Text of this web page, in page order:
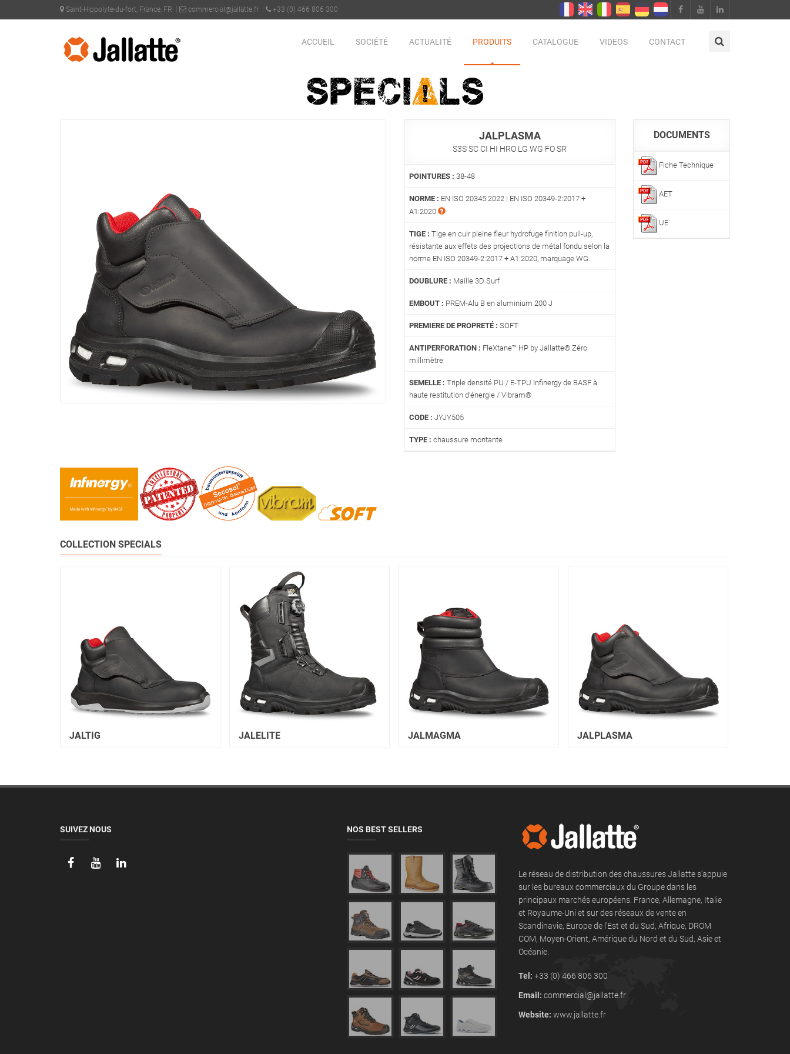
Saint-Hippolyte-du-fort, France, FR commercial@jallatte.fr +33 (0) 466 806 300
ACCUEIL SOCIÉTÉ ACTUALITÉ PRODUITS CATALOGUE VIDEOS CONTACT
PRODUITS > COLLECTIONS >SPECIALS
JALPLASMA
S3S SC CI HI HRO LG WG FO SR
POINTURES : 38-48
NORME : EN ISO 20345:2022 | EN ISO 20349-2:2017 +
A1:2020
TIGE : Tige en cuir pleine fleur hydrofuge finition pull-up,
résistante aux effets des projections de métal fondu selon la
norme EN ISO 20349-2:2017 + A1:2020, marquage WG.
DOUBLURE : Maille 3D Surf
EMBOUT : PREM-Alu B en aluminium 200 J
PREMIERE DE PROPRETÉ : SOFT
ANTIPERFORATION : FleXtane™ HP by Jallatte® Zéro
millimètre
SEMELLE : Triple densité PU / E-TPU Infinergy de BASF à
haute restitution d’énergie / Vibram®
CODE : JYJY505
TYPE : chaussure montante
DOCUMENTS
Fiche Technique
AET
UE
COLLECTION SPECIALS
JALTIG JALELITE JALMAGMA JALPLASMA
SUIVEZ NOUS NOS BEST SELLERS
Le réseau de distribution des chaussures Jallatte s'appuie
sur les bureaux commerciaux du Groupe dans les
principaux marchés européens: France, Allemagne, Italie
et Royaume-Uni et sur des réseaux de vente en
Scandinavie, Europe de l'Est et du Sud, Afrique, DROM
COM, Moyen-Orient, Amérique du Nord et du Sud, Asie et
Océanie.
Tel: +33 (0) 466 806 300
Email: commercial@jallatte.fr
Website: www.jallatte.fr